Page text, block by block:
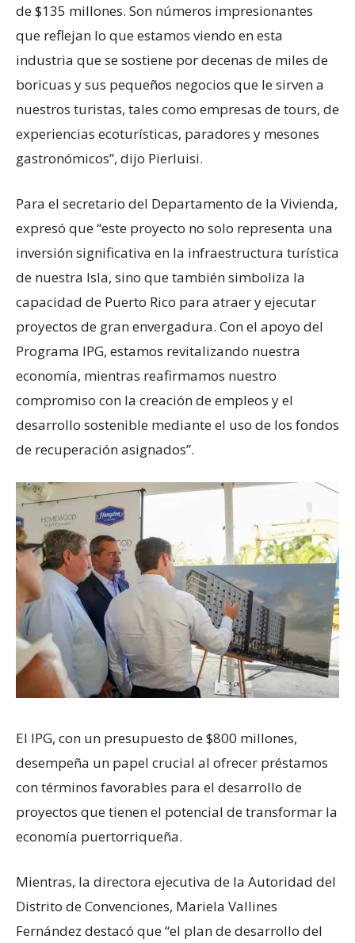
de $135 millones. Son números impresionantes
que reflejan lo que estamos viendo en esta
industria que se sostiene por decenas de miles de
boricuas y sus pequeños negocios que le sirven a
nuestros turistas, tales como empresas de tours, de
experiencias ecoturísticas, paradores y mesones
gastronómicos”, dijo Pierluisi.
Para el secretario del Departamento de la Vivienda,
expresó que “este proyecto no solo representa una
inversión significativa en la infraestructura turística
de nuestra Isla, sino que también simboliza la
capacidad de Puerto Rico para atraer y ejecutar
proyectos de gran envergadura. Con el apoyo del
Programa IPG, estamos revitalizando nuestra
economía, mientras reafirmamos nuestro
compromiso con la creación de empleos y el
desarrollo sostenible mediante el uso de los fondos
de recuperación asignados”.
El IPG, con un presupuesto de $800 millones,
desempeña un papel crucial al ofrecer préstamos
con términos favorables para el desarrollo de
proyectos que tienen el potencial de transformar la
economía puertorriqueña.
Mientras, la directora ejecutiva de la Autoridad del
Distrito de Convenciones, Mariela Vallines
Fernández destacó que “el plan de desarrollo del